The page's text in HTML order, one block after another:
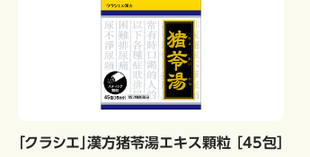
「クラシエ」漢方猪苓湯エキス顆粒 ［45包］